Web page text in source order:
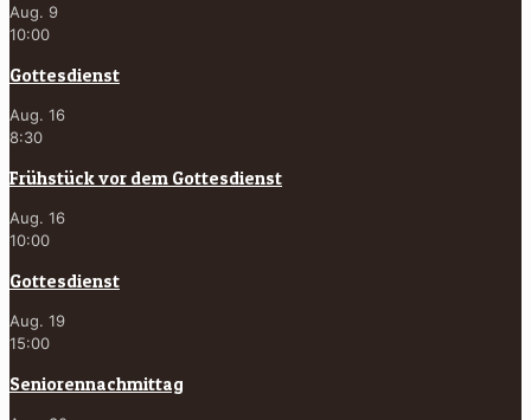
Aug. 9
10:00
Gottesdienst
Aug. 16
8:30
Frühstück vor dem Gottesdienst
Aug. 16
10:00
Gottesdienst
Aug. 19
15:00
Seniorennachmittag